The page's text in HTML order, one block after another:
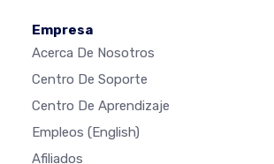
Empresa
Acerca De Nosotros
Centro De Soporte
Centro De Aprendizaje
Empleos (English)
Afiliados